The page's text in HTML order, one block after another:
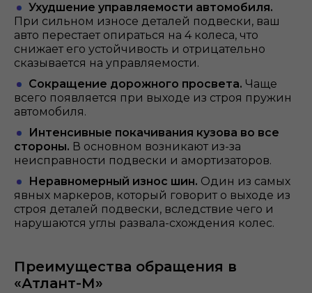
Ухудшение управляемости автомобиля.
При сильном износе деталей подвески, ваш
авто перестает опираться на 4 колеса, что
снижает его устойчивость и отрицательно
сказывается на управляемости.
Сокращение дорожного просвета. Чаще
всего появляется при выходе из строя пружин
автомобиля.
Интенсивные покачивания кузова во все
стороны. В основном возникают из-за
неисправности подвески и амортизаторов.
Неравномерный износ шин. Один из самых
явных маркеров, который говорит о выходе из
строя деталей подвески, вследствие чего и
нарушаются углы развала-схождения колес.
Преимущества обращения в
«Атлант-М»